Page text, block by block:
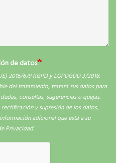
de datos
2016/679 RGPD y LOPDGDD 3/2018.
del tratamiento, tratará sus datos para
consultas, sugerencias o quejas.
y supresión de los datos,
adicional que está a su
Privacidad.